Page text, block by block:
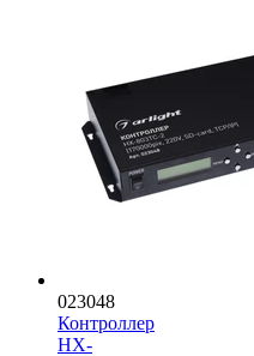
023048
Контроллер
HX-